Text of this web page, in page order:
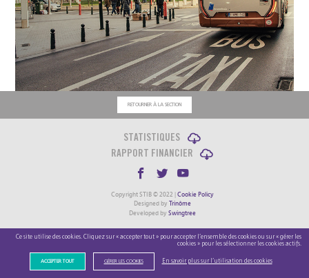
RETOURNER À LA SECTION
STATISTIQUES
RAPPORT FINANCIER
Copyright STIB © 2022 | Cookie Policy
Designed by Trinôme
Developed by Swingtree
Ce site utilise des cookies. Cliquez sur « accepter tout » pour accepter l’ensemble des cookies ou sur « gérer les
cookies » pour les sélectionner les cookies actifs.
ACCEPTER TOUT GÉRER LES COOKIES En savoir plus sur l’utilisation des cookies